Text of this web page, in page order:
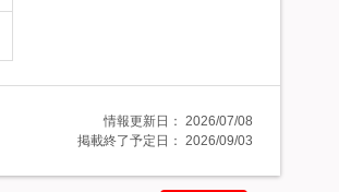
情報更新日： 2026/07/08
掲載終了予定日： 2026/09/03